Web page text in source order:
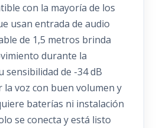
con la mayoría de los
usan entrada de audio
de 1,5 metros brinda
durante la
sensibilidad de -34 dB
la voz con buen volumen y
baterías ni instalación
se conecta y está listo